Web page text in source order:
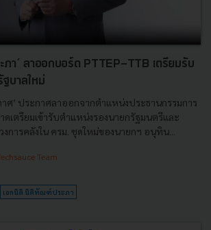
ภา’ ลาออกบอร์ด PTTEP-TTB เตรียมรับ
บาลใหม่
ศ’ ประกาศลาออกจากตำแหน่งประธานกรรมการ
ดเตรียมเข้ารับตำแหน่งรองนายกรัฐมนตรีและ
การคลังใน ครม. ชุดใหม่ของนายกฯ อนุทิน...
Team
เอกนิติ นิติทัณฑ์ประภา